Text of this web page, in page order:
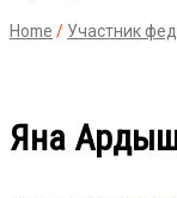
Home / Участник
Яна